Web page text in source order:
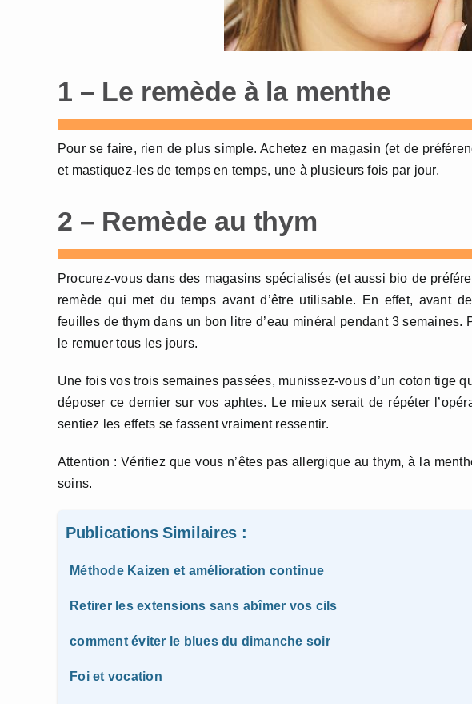
1 – Le remède à la menthe
Pour se faire, rien de plus simple. Achetez en magasin (et de
et mastiquez-les de temps en temps, une à plusieurs fois par jour.
2 – Remède au thym
Procurez-vous dans des magasins spécialisés (et aussi bio de
remède qui met du temps avant d’être utilisable. En effet, avant
feuilles de thym dans un bon litre d’eau minéral pendant 3 semaines.
le remuer tous les jours.
Une fois vos trois semaines passées, munissez-vous d’un coton tige
déposer ce dernier sur vos aphtes. Le mieux serait de répéter
sentiez les effets se fassent vraiment ressentir.
Attention : Vérifiez que vous n’êtes pas allergique au thym, à la
soins.
Publications Similaires :
Méthode Kaizen et amélioration continue
Retirer les extensions sans abîmer vos cils
comment éviter le blues du dimanche soir
Foi et vocation